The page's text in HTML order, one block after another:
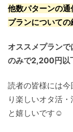
他数パターンの
プランについての
オススメプラン
のみで2,200円以
読者の皆様には
り楽しいオタ活
と嬉しいです☺️